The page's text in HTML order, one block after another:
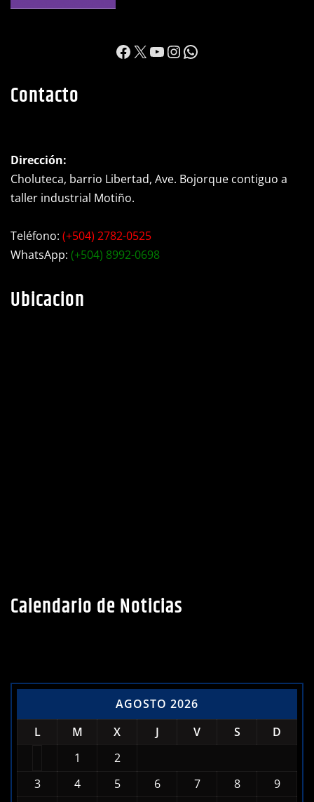
https://
X YouTube
Instagram
WhatsApp
Contacto
Dirección:
Choluteca, barrio Libertad, Ave. Bojorque contiguo a
taller industrial Motiño.
Teléfono: (+504) 2782-0525
WhatsApp: (+504) 8992-0698
Ubicacion
Calendario de Noticias
AGOSTO 2026
L
M X J V S
D
1
2
3
4 5 6 7 8
9